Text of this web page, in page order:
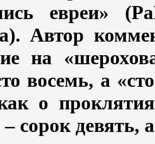
евреи»
Автор
на
восемь, а
о
сорок девять,